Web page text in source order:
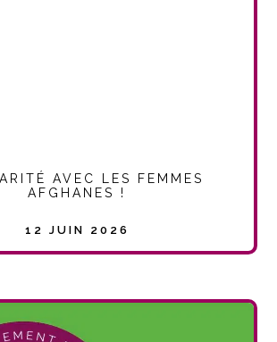
AVEC LES FEMMES
AFGHANES !
12 JUIN 2026